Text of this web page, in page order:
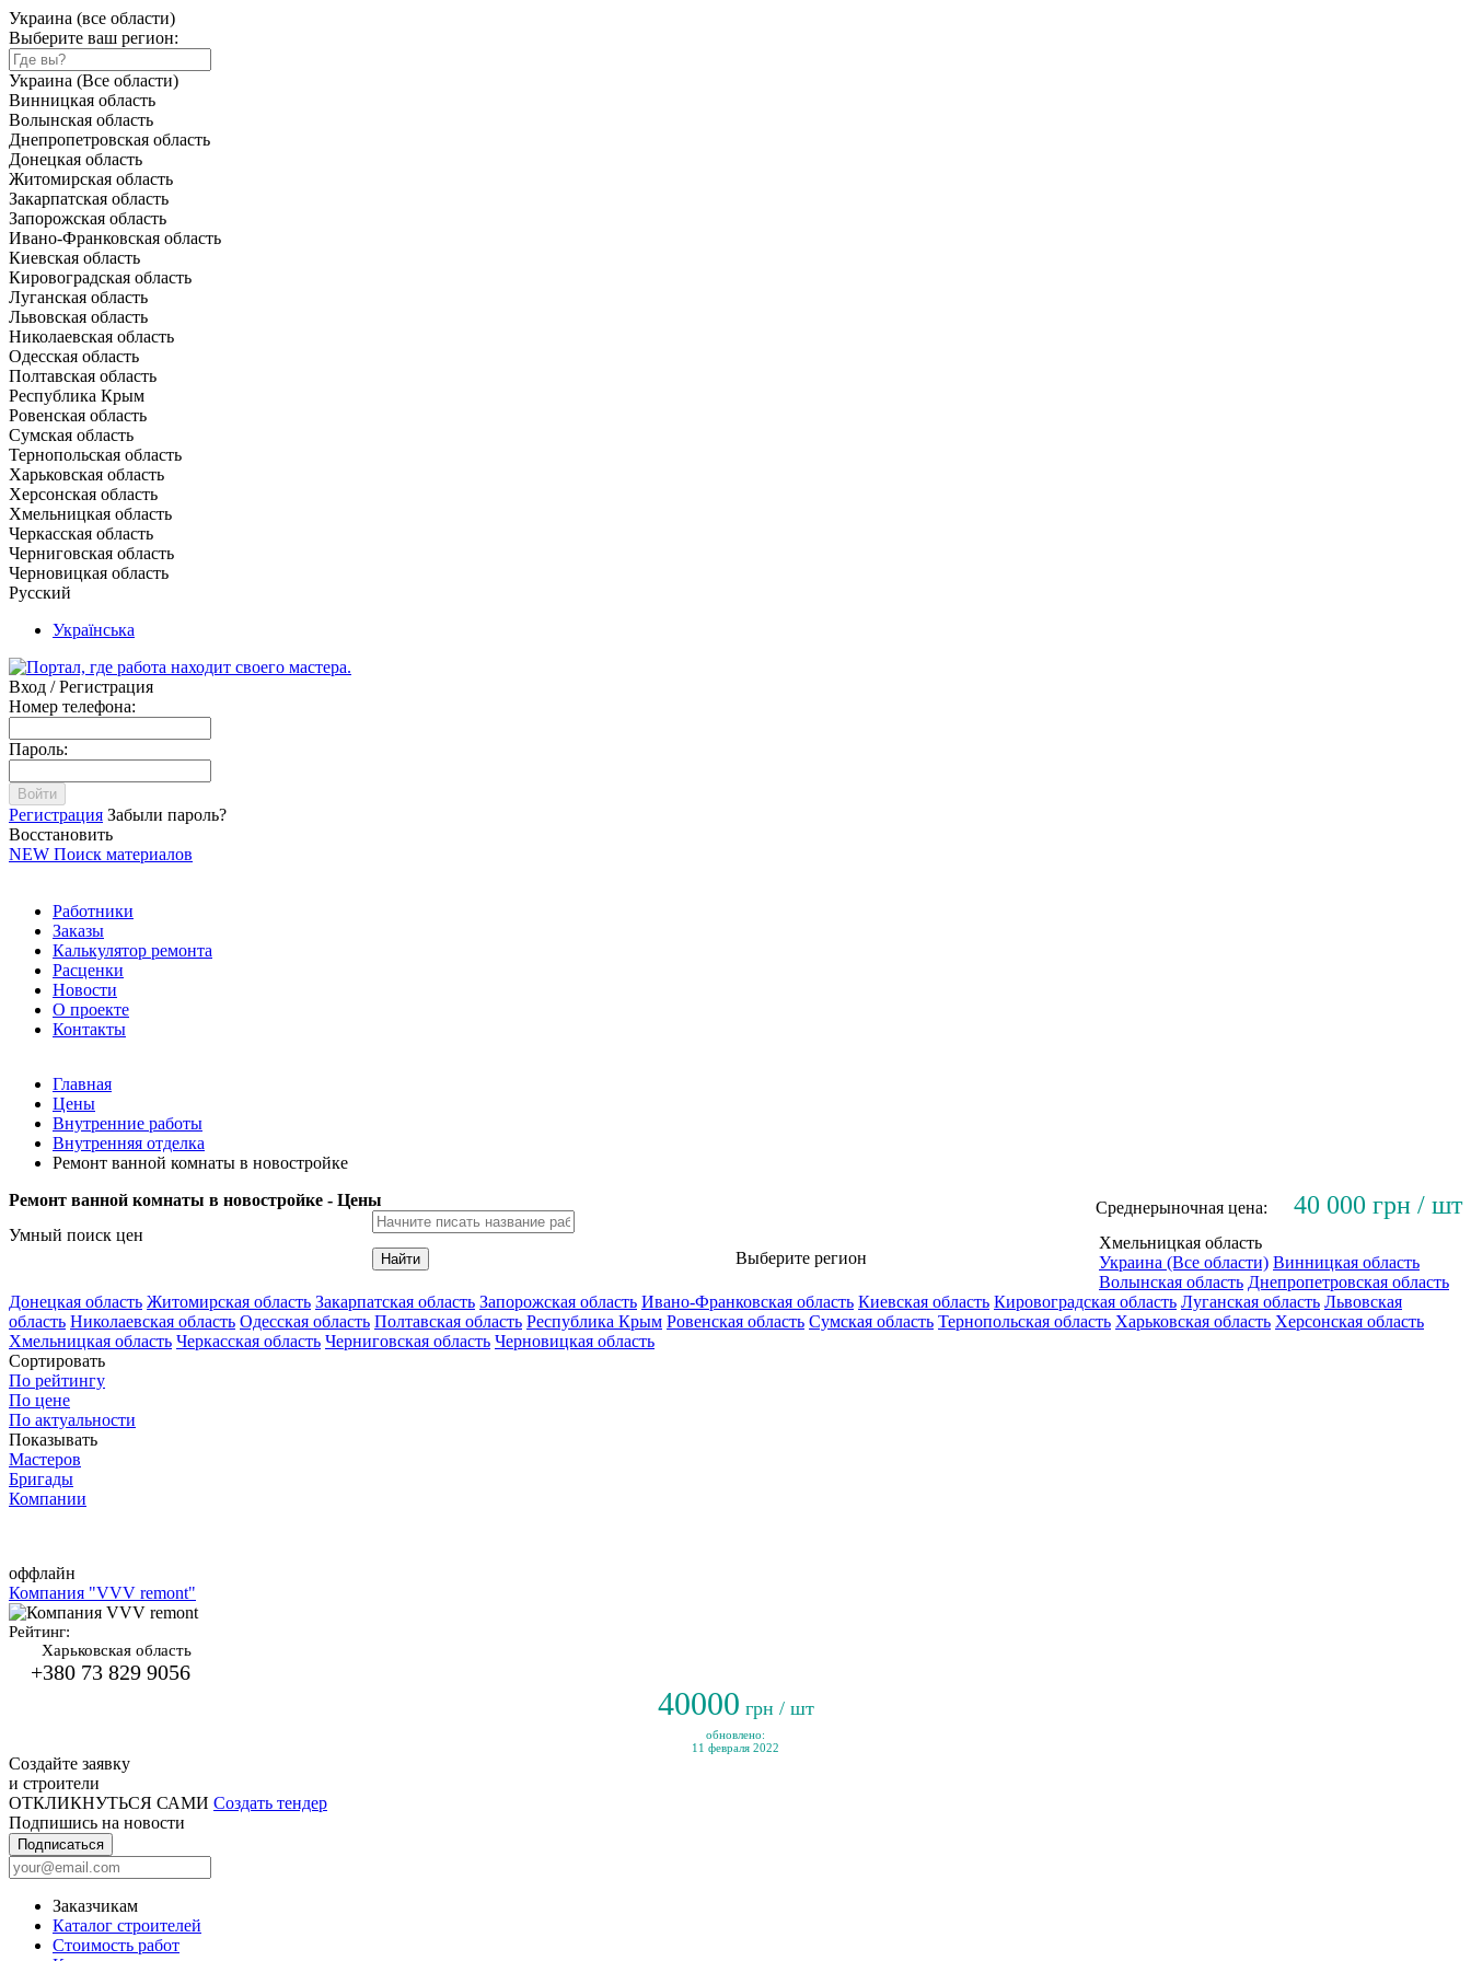
Украина (все области)
Выберите ваш регион:
Украина (Все области)
Винницкая область
Волынская область
Днепропетровская область
Донецкая область
Житомирская область
Закарпатская область
Запорожская область
Ивано-Франковская область
Киевская область
Кировоградская область
Луганская область
Львовская область
Николаевская область
Одесская область
Полтавская область
Республика Крым
Ровенская область
Сумская область
Тернопольская область
Харьковская область
Херсонская область
Хмельницкая область
Черкасская область
Черниговская область
Черновицкая область
Русский
Українська
Вход / Регистрация
Номер телефона:
Пароль:
Войти
Регистрация Забыли пароль?
Восстановить
NEW Поиск материалов
Работники
Заказы
Калькулятор ремонта
Расценки
Новости
О проекте
Контакты
Главная
Цены
Внутренние работы
Внутренняя отделка
Ремонт ванной комнаты в новостройке
Ремонт ванной комнаты в новостройке - Цены
Среднерыночная цена: 40 000 грн / шт
Умный поиск цен
Найти Выберите регион
Хмельницкая область
Украина (Все области) Винницкая область
Волынская область Днепропетровская область
Донецкая область Житомирская область Закарпатская область Запорожская область Ивано-Франковская область Киевская область Кировоградская область Луганская область Львовская
область Николаевская область Одесская область Полтавская область Республика Крым Ровенская область Сумская область Тернопольская область Харьковская область Херсонская область
Хмельницкая область Черкасская область Черниговская область Черновицкая область
Сортировать
По рейтингу
По цене
По актуальности
Показывать
Мастеров
Бригады
Компании
оффлайн
Компания "VVV remont"
Рейтинг:
Харьковская область
+380 73 829 9056
40000 грн / шт
обновлено:
11 февраля 2022
Создайте заявку
и строители
ОТКЛИКНУТЬСЯ САМИ Создать тендер
Подпишись на новости
Подписаться
Заказчикам
Каталог строителей
Стоимость работ